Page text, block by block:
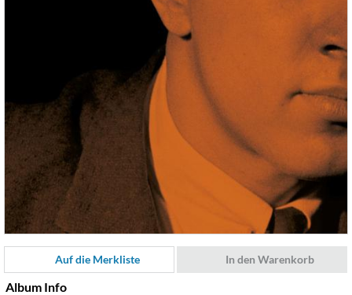
Auf die Merkliste In den Warenkorb
Album Info